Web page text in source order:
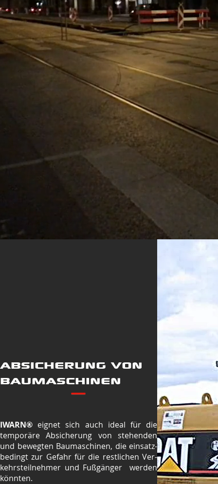
ABSICHERUNG VON
BAUMASCHINEN
IWARN® eignet sich auch ideal für die
temporäre Absicherung von stehenden
und bewegten Baumaschinen, die einsatz-
bedingt zur Gefahr für die restlichen Ver-
kehrsteilnehmer und Fußgänger werden
könnten.